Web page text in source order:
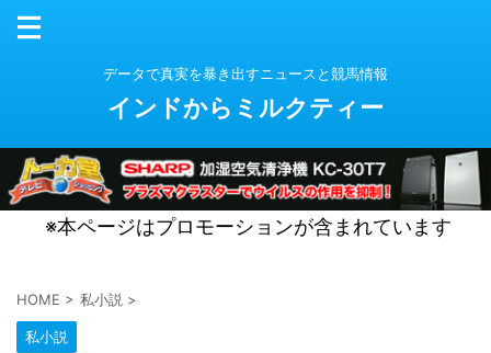
データで真実を暴き出すニュースと競馬情報
インドからミルクティー
※本ページはプロモーションが含まれています
HOME > 私小説 >
私小説